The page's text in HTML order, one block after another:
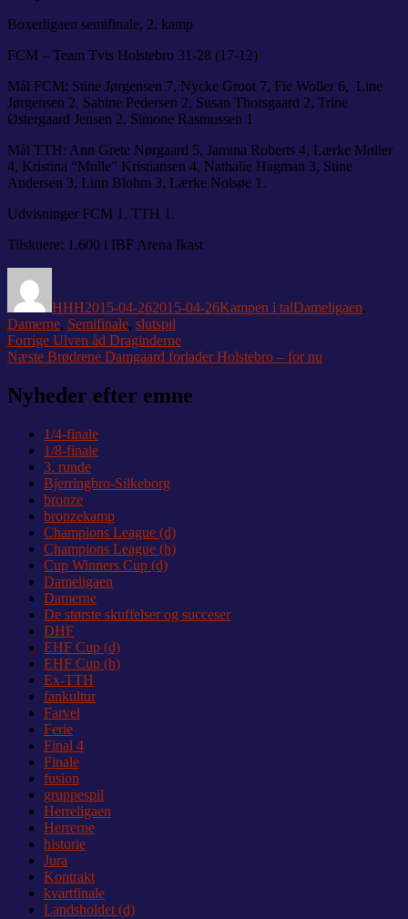
Boxerligaen semifinale, 2. kamp
FCM – Team Tvis Holstebro 31-28 (17-12)
Mål FCM: Stine Jørgensen 7, Nycke Groot 7, Fie Woller 6, Line
Jørgensen 2, Sabine Pedersen 2, Susan Thorsgaard 2, Trine
Østergaard Jensen 2, Simone Rasmussen 1
Mål TTH: Ann Grete Nørgaard 5, Jamina Roberts 4, Lærke Møller
4, Kristina “Mulle” Kristiansen 4, Nathalie Hagman 3, Stine
Andersen 3, Linn Blohm 3, Lærke Nolsøe 1.
Udvisninger FCM 1, TTH 1.
Tilskuere: 1.600 i IBF Arena Ikast
HHH2015-04-262015-04-26Kampen i talDameligaen,
Damerne, Semifinale, slutspil
Indlægsnavigation
Forrige Forrige
indlæg:
Ulven åd Draginderne
Næste Næste
Brødrene Damgaard forlader Holstebro – for nu
Nyheder efter emne
1/4-finale
1/8-finale
3. runde
Bjerringbro-Silkeborg
bronze
bronzekamp
Champions League (d)
Champions League (h)
Cup Winners Cup (d)
Dameligaen
Damerne
De største skuffelser og succeser
DHF
EHF Cup (d)
EHF Cup (h)
Ex-TTH
fankultur
Farvel
Ferie
Final 4
Finale
fusion
gruppespil
Herreligaen
Herrerne
historie
Jura
Kontrakt
kvartfinale
Landsholdet (d)